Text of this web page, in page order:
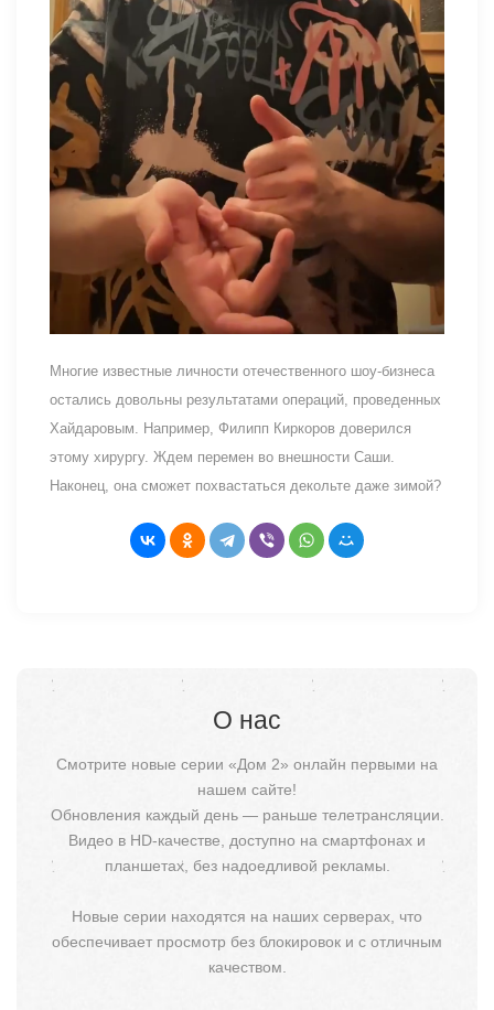
Многие известные личности отечественного шоу-бизнеса
остались довольны результатами операций, проведенных
Хайдаровым. Например, Филипп Киркоров доверился
этому хирургу. Ждем перемен во внешности Саши.
Наконец, она сможет похвастаться декольте даже зимой?
О нас
Смотрите новые серии «Дом 2» онлайн первыми на
нашем сайте!
Обновления каждый день — раньше телетрансляции.
Видео в HD-качестве, доступно на смартфонах и
планшетах, без надоедливой рекламы.
Новые серии находятся на наших серверах, что
обеспечивает просмотр без блокировок и с отличным
качеством.